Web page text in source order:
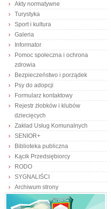
Akty normatywne
Turystyka
Sport i kultura
Galeria
Informator
Pomoc społeczna i ochrona
zdrowia
Bezpieczeństwo i porządek
Psy do adopcji
Formularz kontaktowy
Rejestr żłobków i klubów
dziecięcych
Zakład Usług Komunalnych
SENIOR+
Biblioteka publiczna
Kącik Przedsiębiorcy
RODO
SYGNALIŚCI
Archiwum strony